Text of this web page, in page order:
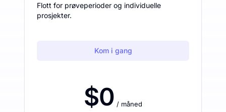
Flott for prøveperioder og individuelle
prosjekter.
Kom i gang
$0 / måned